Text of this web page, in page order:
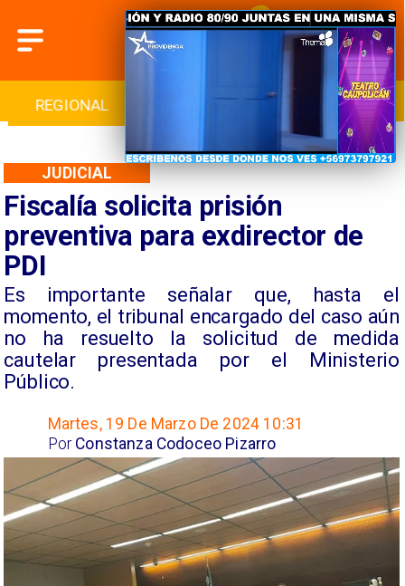
INTERNACIONAL DEPORTES CULTURA
Fiscalía solicita prisión
preventiva para exdirector de
PDI
​Es importante señalar que, hasta el
momento, el tribunal encargado del caso aún
no ha resuelto la solicitud de medida
cautelar presentada por el Ministerio
Público.
JUDICIAL
Martes, 19 De Marzo De 2024 10:31
Constanza Codoceo Pizarro
Por